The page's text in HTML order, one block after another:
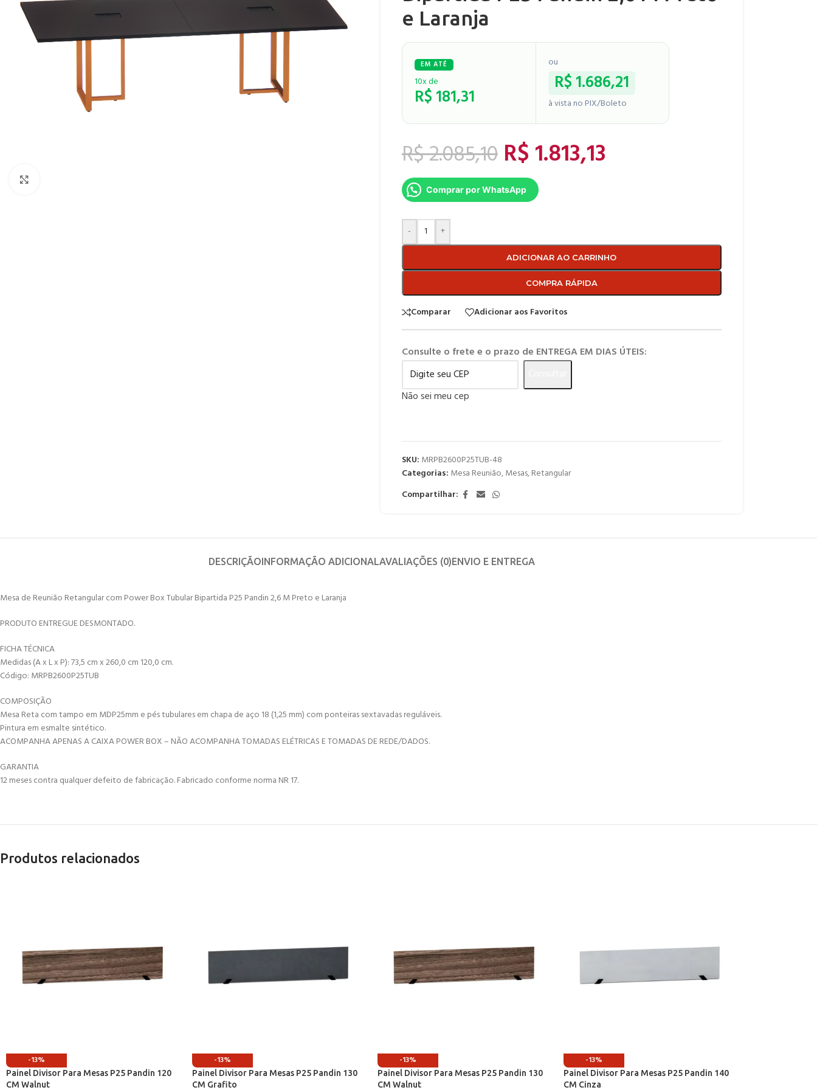
e Laranja
10x de
R$181,31
ou
R$1.686,21
à vista no PIX/Boleto
R$2.085,10 R$1.813,13
Comprar por WhatsApp
- +
ADICIONAR AO CARRINHO
COMPRA RÁPIDA
Comparar Adicionar aos Favoritos
Consulte o frete e o prazo de ENTREGA EM DIAS ÚTEIS:
Não sei meu cep
SKU: MRPB2600P25TUB-48
Categorias: Mesa Reunião,Mesas,Retangular
Compartilhar:
DESCRIÇÃOINFORMAÇÃO ADICIONAL AVALIAÇÕES (0)ENVIO E ENTREGA
Mesa de Reunião Retangular com Power Box Tubular Bipartida P25 Pandin 2,6 M Preto e Laranja
PRODUTO ENTREGUE DESMONTADO.
FICHA TÉCNICA
Medidas (A x L x P): 73,5 cm x 260,0 cm 120,0 cm.
Código: MRPB2600P25TUB
COMPOSIÇÃO
Mesa Reta com tampo em MDP25mm e pés tubulares em chapa de aço 18 (1,25 mm) com ponteiras sextavadas reguláveis.
Pintura em esmalte sintético.
ACOMPANHA APENAS A CAIXA POWER BOX – NÃO ACOMPANHA TOMADAS ELÉTRICAS E TOMADAS DE REDE/DADOS.
GARANTIA
12 meses contra qualquer defeito de fabricação. Fabricado conforme norma NR 17.
Produtos relacionados
-13%
Painel Divisor Para Mesas P25 Pandin 120
CM Walnut
-13%
Painel Divisor Para Mesas P25 Pandin 130
CM Grafito
-13%
Painel Divisor Para Mesas P25 Pandin 130
CM Walnut
-13%
Painel Divisor Para Mesas P25 Pandin 140
CM Cinza